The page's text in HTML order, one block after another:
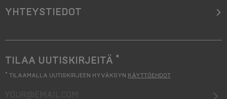
YHTEYSTIEDOT
TILAA UUTISKIRJEITÄ *
* TILAAMALLA UUTISKIRJEEN HYVÄKSYN KÄYTTÖEHDOT
your@email.com